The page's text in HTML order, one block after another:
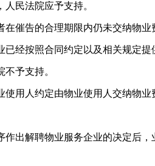
民法院应予支持。
告的合理期限内仍未交纳物业
经按照合同约定以及相关规定提
予支持。
人约定由物业使用人交纳物业
解聘物业服务企业的决定后，